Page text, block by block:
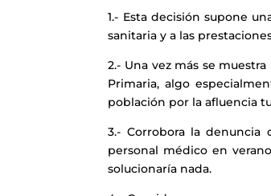
1.- Esta decisión supone
sanitaria y a las
2.- Una vez más se
Primaria, algo
población por la afluencia
3.- Corrobora la
personal médico en
solucionaría nada.